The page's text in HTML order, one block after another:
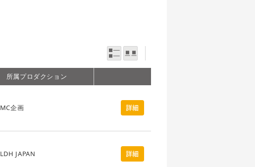
一覧表示写真表示
所属プロダクション
MC企画 詳細
LDH JAPAN 詳細